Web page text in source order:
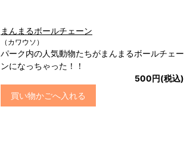
まんまるボールチェーン
（カワウソ）
パーク内の人気動物たちがまんまるボールチェー
ンになっちゃった！！
500円(税込)
買い物かごへ入れる